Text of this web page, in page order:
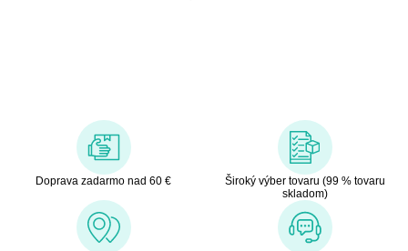
Doprava zadarmo nad 60 €
Široký výber tovaru (99 % tovaru
skladom)